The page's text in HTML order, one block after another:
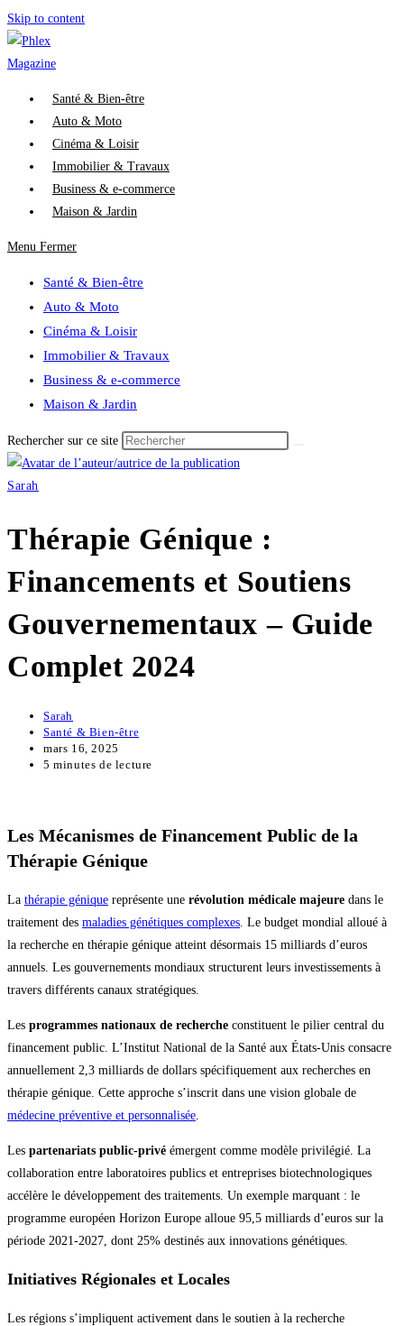
Skip to content
Santé & Bien-être
Auto & Moto
Cinéma & Loisir
Immobilier & Travaux
Business & e-commerce
Maison & Jardin
Menu Fermer
Santé & Bien-être
Auto & Moto
Cinéma & Loisir
Immobilier & Travaux
Business & e-commerce
Maison & Jardin
Rechercher sur ce site
Sarah
Thérapie Génique :
Financements et Soutiens
Gouvernementaux – Guide
Complet 2024
Sarah
Santé & Bien-être
mars 16, 2025
5 minutes de lecture
Les Mécanismes de Financement Public de la
Thérapie Génique
La thérapie génique représente une révolution médicale majeure dans le
traitement des maladies génétiques complexes . Le budget mondial alloué à
la recherche en thérapie génique atteint désormais 15 milliards d’euros
annuels. Les gouvernements mondiaux structurent leurs investissements à
travers différents canaux stratégiques.
Les programmes nationaux de recherche constituent le pilier central du
financement public. L’Institut National de la Santé aux États-Unis consacre
annuellement 2,3 milliards de dollars spécifiquement aux recherches en
thérapie génique. Cette approche s’inscrit dans une vision globale de
médecine préventive et personnalisée
Les partenariats public-privé émergent comme modèle privilégié. La
collaboration entre laboratoires publics et entreprises biotechnologiques
accélère le développement des traitements. Un exemple marquant : le
programme européen Horizon Europe alloue 95,5 milliards d’euros sur la
période 2021-2027, dont 25% destinés aux innovations génétiques.
Initiatives Régionales et Locales
Les régions s’impliquent activement dans le soutien à la recherche